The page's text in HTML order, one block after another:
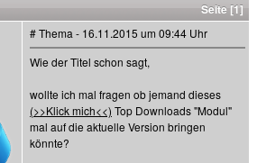
Seite [1]
# Thema - 16.11.2015 um 09:44 Uhr
Wie der Titel schon sagt,
wollte ich mal fragen ob jemand dieses
(>>Klick mich<<) Top Downloads "Modul"
mal auf die aktuelle Version bringen
könnte?